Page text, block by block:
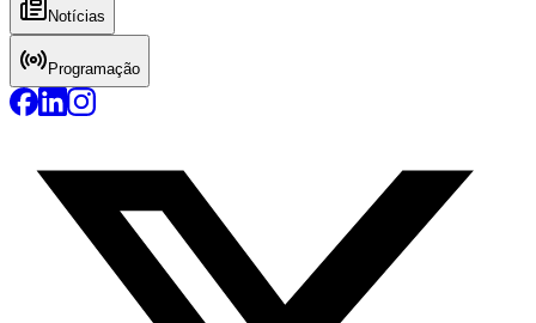
Notícias
Programação